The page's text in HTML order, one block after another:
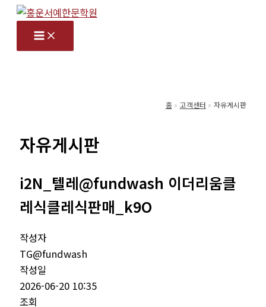
홈 고객센터 자유게시판
자유게시판
i2N_텔레@fundwash 이더리움클
레식클레식판매_k9O
작성자
TG@fundwash
작성일
2026-06-20 10:35
조회